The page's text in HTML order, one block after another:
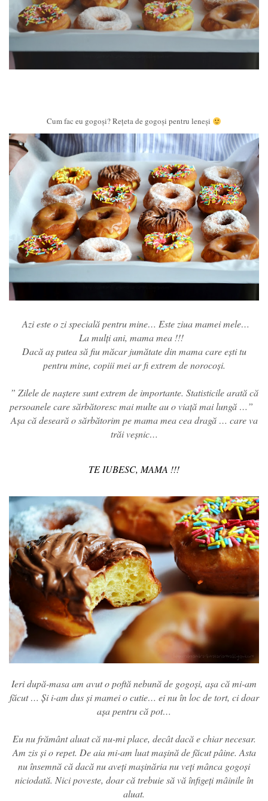
Cum fac eu gogoși? Rețeta de gogoși pentru leneși
Azi este o zi specială pentru mine… Este ziua mamei mele…
La mulți ani, mama mea !!!
Dacă aș putea să fiu măcar jumătate din mama care ești tu
pentru mine, copiii mei ar fi extrem de norocoși.
” Zilele de naștere sunt extrem de importante. Statisticile arată că
persoanele care sărbătoresc mai multe au o viață mai lungă …”
Așa că deseară o sărbătorim pe mama mea cea dragă … care va
trăi veșnic…
TE IUBESC, MAMA !!!
Ieri după-masa am avut o poftă nebună de gogoși, așa că mi-am
făcut … Și i-am dus și mamei o cutie… ei nu în loc de tort, ci doar
așa pentru că pot…
Eu nu frământ aluat că nu-mi place, decât dacă e chiar necesar.
Am zis și o repet. De aia mi-am luat mașină de făcut pâine. Asta
nu însemnă că dacă nu aveți mașinăria nu veți mânca gogoși
niciodată. Nici poveste, doar că trebuie să vă înfigeți mâinile în
aluat.